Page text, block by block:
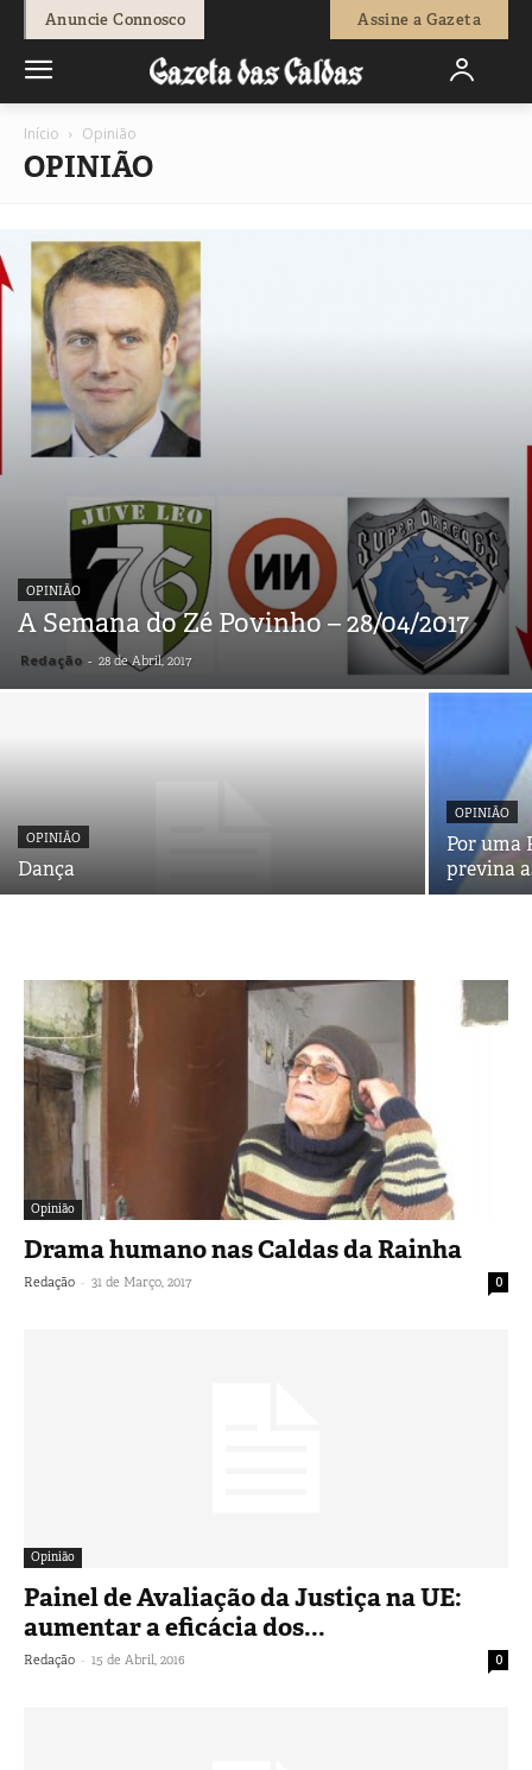
Anuncie Connosco Assine a Gazeta
Início Opinião
OPINIÃO
OPINIÃO
A Semana do Zé Povinho – 28/04/2017
Redação - 28 de Abril, 2017
OPINIÃO
Dança
OPINIÃO
Por uma
previna
Opinião
Drama humano nas Caldas da Rainha
Redação - 31 de Março, 2017 0
Opinião
Painel de Avaliação da Justiça na UE:
aumentar a eficácia dos...
Redação - 15 de Abril, 2016 0